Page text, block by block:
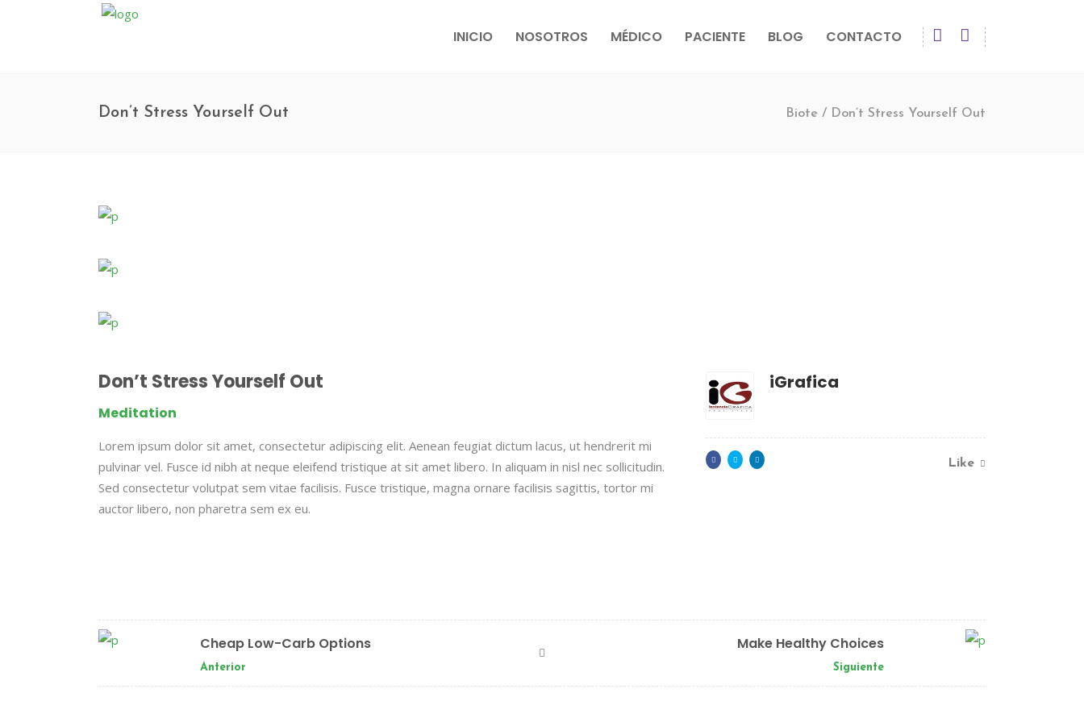
INICIO NOSOTROS MÉDICO PACIENTE BLOG CONTACTO
Don’t Stress Yourself Out Biote / Don’t Stress Yourself Out
Don’t Stress Yourself Out
Meditation
Lorem ipsum dolor sit amet, consectetur adipiscing elit. Aenean feugiat dictum lacus, ut hendrerit mi
pulvinar vel. Fusce id nibh at neque eleifend tristique at sit amet libero. In aliquam in nisl nec sollicitudin.
Sed consectetur volutpat sem vitae facilisis. Fusce tristique, magna ornare facilisis sagittis, tortor mi
auctor libero, non pharetra sem ex eu.
iGrafica
Like
Cheap Low-Carb Options
Anterior
Make Healthy Choices
Siguiente